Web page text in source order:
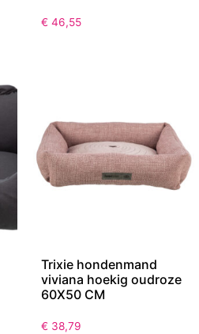
€ 46,55
Trixie hondenmand
viviana hoekig oudroze
60X50 CM
€ 38,79